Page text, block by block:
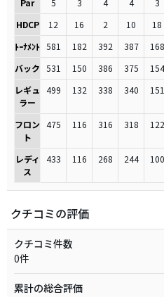
Par
5 3 4 4 3
HDCP
12 16 2 10 18
ﾄｰﾅﾒﾝﾄ 581 182 392 387 168
バック 531 150 386 375 154
レギュ
ラー
499 132 338 340 151
フロン
ト
475 116 316 318 122
レディ
ス
433 116 268 244 100
クチコミの評価
クチコミ件数
0件
累計の総合評価